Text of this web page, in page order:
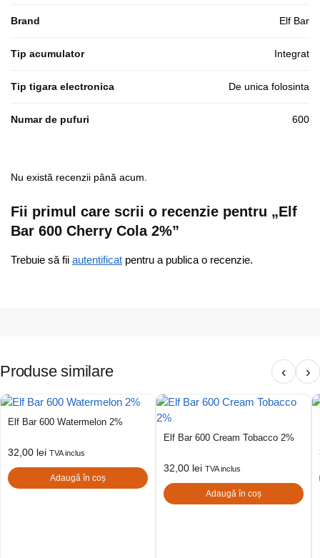
Brand Elf Bar
Tip acumulator Integrat
Tip tigara electronica De unica folosinta
Numar de pufuri 600
Nu există recenzii până acum.
Fii primul care scrii o recenzie pentru „Elf
Bar 600 Cherry Cola 2%”
Trebuie să fii autentificat pentru a publica o recenzie.
Produse similare ‹ ›
Elf Bar 600 Watermelon 2%
32,00 lei TVA inclus
Adaugă în coș
Elf Bar 600 Cream Tobacco 2%
32,00 lei TVA inclus
Adaugă în coș